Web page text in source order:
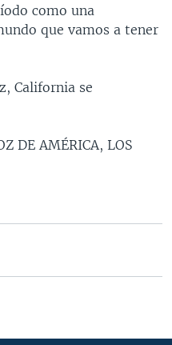
como una
que vamos a tener
California se
DE AMÉRICA, LOS